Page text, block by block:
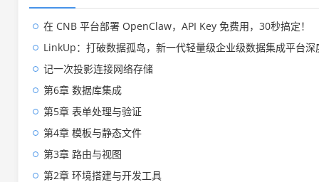
在 CNB 平台部署 OpenClaw，API Key 免费用，30秒搞定！
LinkUp：打破数据孤岛，新一代轻量级企业级数据集成平台深
记一次投影连接网络存储
第6章 数据库集成
第5章 表单处理与验证
第4章 模板与静态文件
第3章 路由与视图
第2章 环境搭建与开发工具